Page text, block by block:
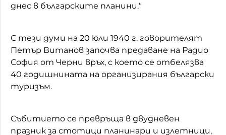
днес в българските планини.“
С тези думи на 20 юли 1940 г. говорителят
Петър Витанов започва предаване на Радио
София от Черни връх, с което се отбелязва
40 годишнината на организирания български
туризъм.
Събитието се превръща в двудневен
празник за стотици планинари и излетници,